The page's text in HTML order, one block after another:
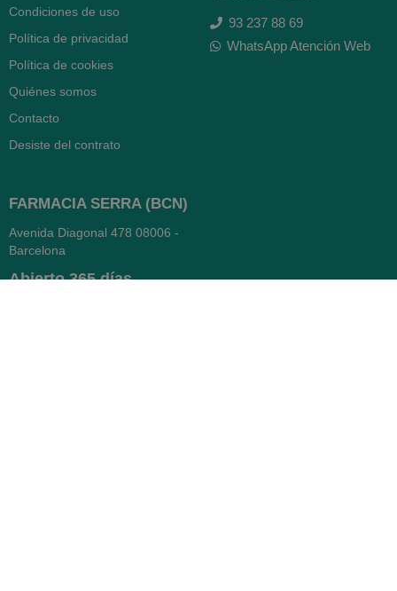
Condiciones de uso
Política de privacidad
Política de cookies
Quiénes somos
Contacto
Desiste del contrato
93 237 88 69
WhatsApp Atención Web
FARMACIA SERRA (BCN)
Avenida Diagonal 478 08006 -
Barcelona
Abierto 365 días